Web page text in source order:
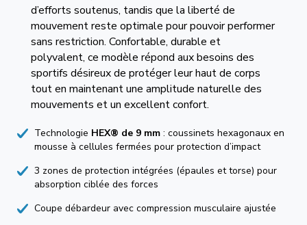
d’efforts soutenus, tandis que la liberté de
mouvement reste optimale pour pouvoir performer
sans restriction. Confortable, durable et
polyvalent, ce modèle répond aux besoins des
sportifs désireux de protéger leur haut de corps
tout en maintenant une amplitude naturelle des
mouvements et un excellent confort.
Technologie HEX® de 9 mm : coussinets hexagonaux en
mousse à cellules fermées pour protection d’impact
3 zones de protection intégrées (épaules et torse) pour
absorption ciblée des forces
Coupe débardeur avec compression musculaire ajustée